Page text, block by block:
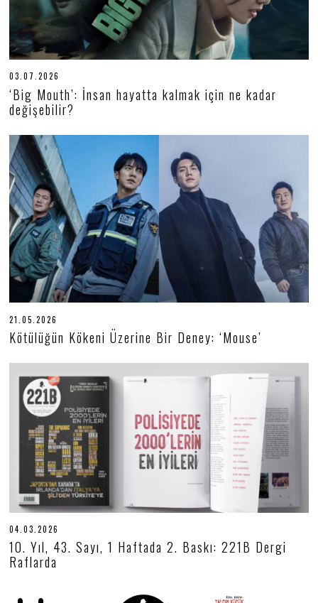
03.07.2026
6
.
0
7
0
2
6
‘Big Mouth’: İnsan hayatta kalmak için ne kadar
değişebilir?
21.05.2026
.
5
2
0
2
Kötülüğün Kökeni Üzerine Bir Deney: ‘Mouse’
04.03.2026
4
.
10. Yıl, 43. Sayı, 1 Haftada 2. Baskı: 221B Dergi
Raflarda